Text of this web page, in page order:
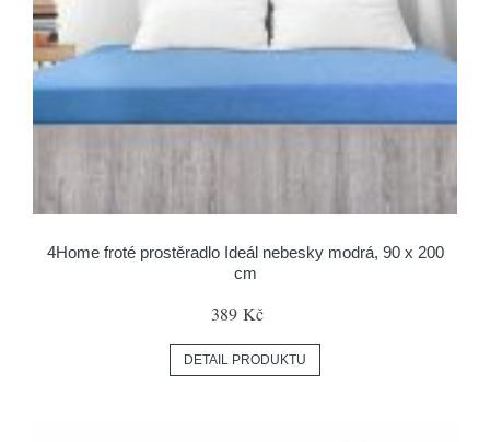
4Home froté prostěradlo Ideál nebesky modrá, 90 x 200
cm
389 Kč
DETAIL PRODUKTU